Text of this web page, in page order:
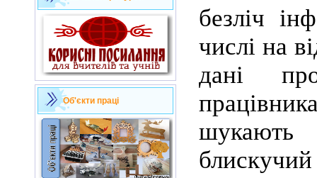
Об'єкти праці
безліч
числі на
дані